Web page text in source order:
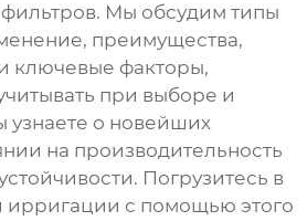
. Мы обсудим типы
преимущества,
ключевые факторы,
при выборе и
узнаете о новейших
на производительность
Погрузитесь в
с помощью этого